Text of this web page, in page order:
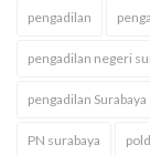
pengadilan
pengadilan negeri
pengadilan Surabaya
PN surabaya